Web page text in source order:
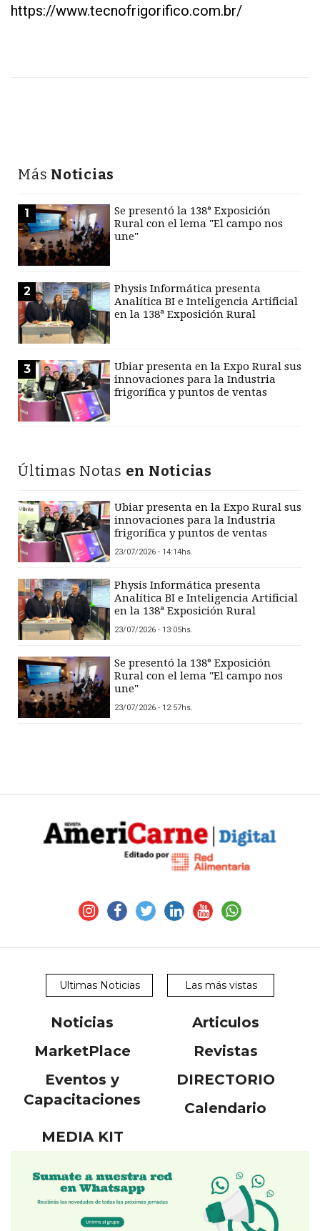
https://www.tecnofrigorifico.com.br/
Más Noticias
1
Se presentó la 138° Exposición
Rural con el lema "El campo nos
une"
2
Physis Informática presenta
Analítica BI e Inteligencia Artificial
en la 138ª Exposición Rural
3
Ubiar presenta en la Expo Rural sus
innovaciones para la Industria
frigorífica y puntos de ventas
Últimas Notas en Noticias
Ubiar presenta en la Expo Rural sus
innovaciones para la Industria
frigorífica y puntos de ventas
23/07/2026 - 14:14hs.
Physis Informática presenta
Analítica BI e Inteligencia Artificial
en la 138ª Exposición Rural
23/07/2026 - 13:05hs.
Se presentó la 138° Exposición
Rural con el lema "El campo nos
une"
23/07/2026 - 12:57hs.
Ultimas Noticias Las más vistas
Noticias
Articulos
MarketPlace
Revistas
Eventos y
Capacitaciones
DIRECTORIO
Calendario
MEDIA KIT